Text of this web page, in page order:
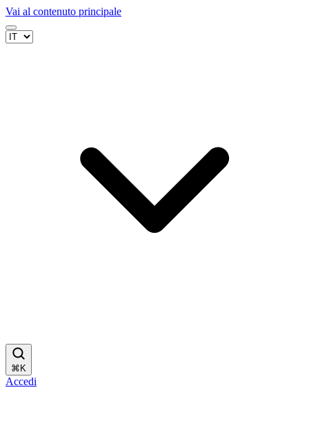
Vai al contenuto principale
⌘ K
Accedi